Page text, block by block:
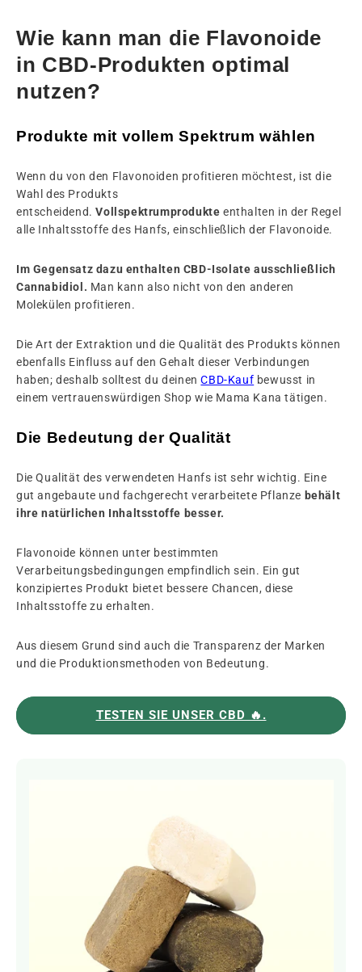
Wie kann man die Flavonoide
in CBD-Produkten optimal
nutzen?
Produkte mit vollem Spektrum wählen
Wenn du von den Flavonoiden profitieren möchtest, ist die
Wahl des Produkts
entscheidend.Vollspektrumprodukteenthalten in der Regel
alle Inhaltsstoffe des Hanfs, einschließlich der Flavonoide.
Im Gegensatz dazu enthalten CBD-Isolate ausschließlich
Cannabidiol. Man kann also nicht von den anderen
Molekülen profitieren.
Die Art der Extraktion und die Qualität des Produkts können
ebenfalls Einfluss auf den Gehalt dieser Verbindungen
haben; deshalb solltest du deinenCBD-Kauf bewusst in
einem vertrauenswürdigen Shop wie Mama Kana tätigen.
Die Bedeutung der Qualität
Die Qualität des verwendeten Hanfs ist sehr wichtig. Eine
gut angebaute und fachgerecht verarbeitete Pflanze behält
ihre natürlichen Inhaltsstoffe besser.
Flavonoide können unter bestimmten
Verarbeitungsbedingungen empfindlich sein. Ein gut
konzipiertes Produkt bietet bessere Chancen, diese
Inhaltsstoffe zu erhalten.
Aus diesem Grund sind auch die Transparenz der Marken
und die Produktionsmethoden von Bedeutung.
TESTEN SIE UNSER CBD 🔥.